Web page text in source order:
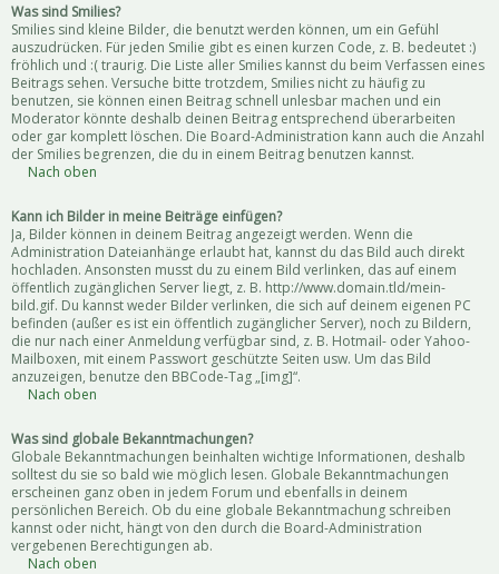
Was sind Smilies?
Smilies sind kleine Bilder, die benutzt werden können, um ein Gefühl
auszudrücken. Für jeden Smilie gibt es einen kurzen Code, z. B. bedeutet :)
fröhlich und :( traurig. Die Liste aller Smilies kannst du beim Verfassen eines
Beitrags sehen. Versuche bitte trotzdem, Smilies nicht zu häufig zu
benutzen, sie können einen Beitrag schnell unlesbar machen und ein
Moderator könnte deshalb deinen Beitrag entsprechend überarbeiten
oder gar komplett löschen. Die Board-Administration kann auch die Anzahl
der Smilies begrenzen, die du in einem Beitrag benutzen kannst.
Nach oben
Kann ich Bilder in meine Beiträge einfügen?
Ja, Bilder können in deinem Beitrag angezeigt werden. Wenn die
Administration Dateianhänge erlaubt hat, kannst du das Bild auch direkt
hochladen. Ansonsten musst du zu einem Bild verlinken, das auf einem
öffentlich zugänglichen Server liegt, z. B. http://www.domain.tld/mein-
bild.gif. Du kannst weder Bilder verlinken, die sich auf deinem eigenen PC
befinden (außer es ist ein öffentlich zugänglicher Server), noch zu Bildern,
die nur nach einer Anmeldung verfügbar sind, z. B. Hotmail- oder Yahoo-
Mailboxen, mit einem Passwort geschützte Seiten usw. Um das Bild
anzuzeigen, benutze den BBCode-Tag „[img]“.
Nach oben
Was sind globale Bekanntmachungen?
Globale Bekanntmachungen beinhalten wichtige Informationen, deshalb
solltest du sie so bald wie möglich lesen. Globale Bekanntmachungen
erscheinen ganz oben in jedem Forum und ebenfalls in deinem
persönlichen Bereich. Ob du eine globale Bekanntmachung schreiben
kannst oder nicht, hängt von den durch die Board-Administration
vergebenen Berechtigungen ab.
Nach oben